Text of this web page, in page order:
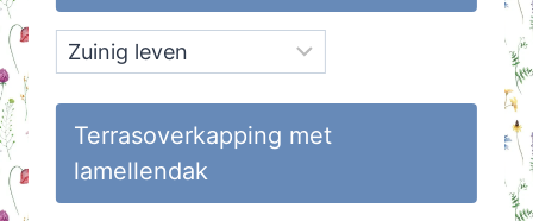
Onderwerpen
op
Huisvlijt
Terrasoverkapping met
lamellendak